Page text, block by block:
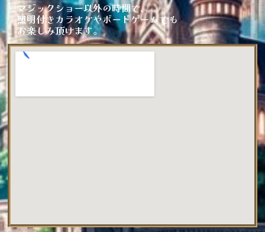
※マジックショー以外の時間で、
照明付きカラオケやボードゲームでも
お楽しみ頂けます。